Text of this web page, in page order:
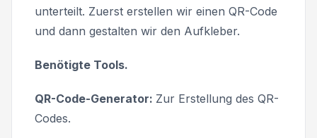
unterteilt. Zuerst erstellen wir einen QR-Code
und dann gestalten wir den Aufkleber.
Benötigte Tools.
QR-Code-Generator: Zur Erstellung des QR-
Codes.